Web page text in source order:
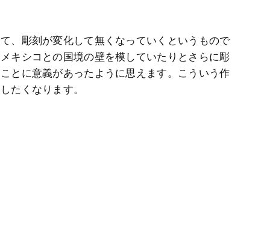
、彫刻が変化して無くなっていくというもので
キシコとの国境の壁を模していたりとさらに彫
とに意義があったように思えます。こういう作
たくなります。